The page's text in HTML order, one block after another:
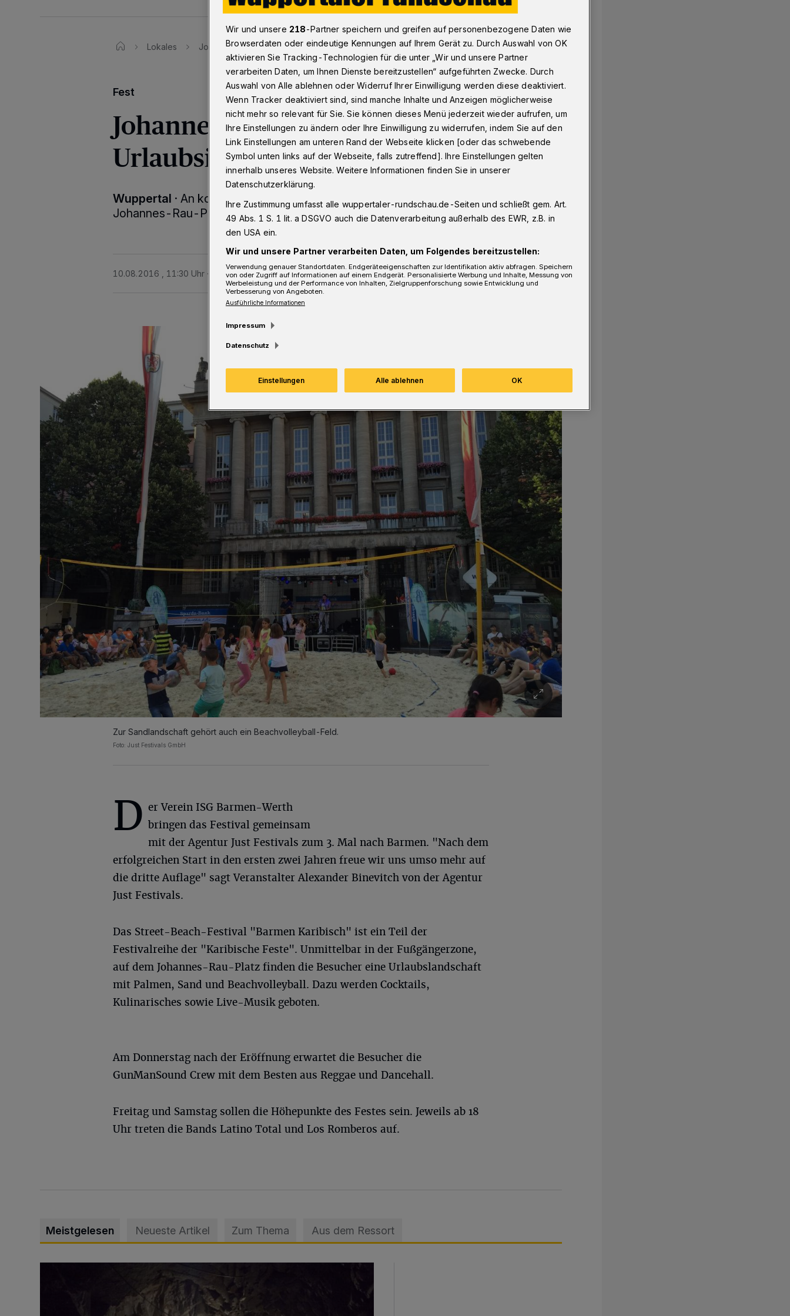
Lokales Johannes-Rau-Platz wird zur Urlaubsinsel
Fest
Johannes-Rau-Platz wird zur
Urlaubsinsel
Wuppertal · An kommenden Wochenende verwandelt sich der
Johannes-Rau-Platz in eine große, karibische Landschaft.
10.08.2016 , 11:30 Uhr Eine Minute Lesezeit
Zur Sandlandschaft gehört auch ein Beachvolleyball-Feld.
Foto: Just Festivals GmbH
D er Verein ISG Barmen-Werth
bringen das Festival gemeinsam
mit der Agentur Just Festivals zum 3. Mal nach Barmen. "Nach dem
erfolgreichen Start in den ersten zwei Jahren freue wir uns umso mehr auf
die dritte Auflage" sagt Veranstalter Alexander Binevitch von der Agentur
Just Festivals.
Das Street-Beach-Festival "Barmen Karibisch" ist ein Teil der
Festivalreihe der "Karibische Feste". Unmittelbar in der Fußgängerzone,
auf dem Johannes-Rau-Platz finden die Besucher eine Urlaubslandschaft
mit Palmen, Sand und Beachvolleyball. Dazu werden Cocktails,
Kulinarisches sowie Live-Musik geboten.
Am Donnerstag nach der Eröffnung erwartet die Besucher die
GunManSound Crew mit dem Besten aus Reggae und Dancehall.
Freitag und Samstag sollen die Höhepunkte des Festes sein. Jeweils ab 18
Uhr treten die Bands Latino Total und Los Romberos auf.
Meistgelesen Neueste Artikel Zum Thema Aus dem Ressort
Wir und unsere 218-Partner speichern und greifen auf personenbezogene Daten wie
Browserdaten oder eindeutige Kennungen auf Ihrem Gerät zu. Durch Auswahl von OK
aktivieren Sie Tracking-Technologien für die unter „Wir und unsere Partner
verarbeiten Daten, um Ihnen Dienste bereitzustellen“ aufgeführten Zwecke. Durch
Auswahl von Alle ablehnen oder Widerruf Ihrer Einwilligung werden diese deaktiviert.
Wenn Tracker deaktiviert sind, sind manche Inhalte und Anzeigen möglicherweise
nicht mehr so relevant für Sie. Sie können dieses Menü jederzeit wieder aufrufen, um
Ihre Einstellungen zu ändern oder Ihre Einwilligung zu widerrufen, indem Sie auf den
Link Einstellungen am unteren Rand der Webseite klicken [oder das schwebende
Symbol unten links auf der Webseite, falls zutreffend]. Ihre Einstellungen gelten
innerhalb unseres Website. Weitere Informationen finden Sie in unserer
Datenschutzerklärung.
Ihre Zustimmung umfasst alle wuppertaler-rundschau.de-Seiten und schließt gem. Art.
49 Abs. 1 S. 1 lit. a DSGVO auch die Datenverarbeitung außerhalb des EWR, z.B. in
den USA ein.
Wir und unsere Partner verarbeiten Daten, um Folgendes bereitzustellen:
Verwendung genauer Standortdaten. Endgeräteeigenschaften zur Identifikation aktiv abfragen. Speichern
von oder Zugriff auf Informationen auf einem Endgerät. Personalisierte Werbung und Inhalte, Messung von
Werbeleistung und der Performance von Inhalten, Zielgruppenforschung sowie Entwicklung und
Verbesserung von Angeboten.
Ausführliche Informationen
Impressum
Datenschutz
Einstellungen Alle ablehnen OK